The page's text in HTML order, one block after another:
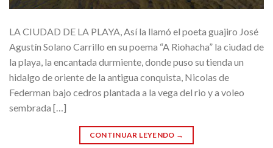
LA CIUDAD DE LA PLAYA, Así la llamó el poeta guajiro José
Agustín Solano Carrillo en su poema “A Riohacha” la ciudad de
la playa, la encantada durmiente, donde puso su tienda un
hidalgo de oriente de la antigua conquista, Nicolas de
Federman bajo cedros plantada a la vega del rio y a voleo
sembrada […]
CONTINUAR LEYENDO →